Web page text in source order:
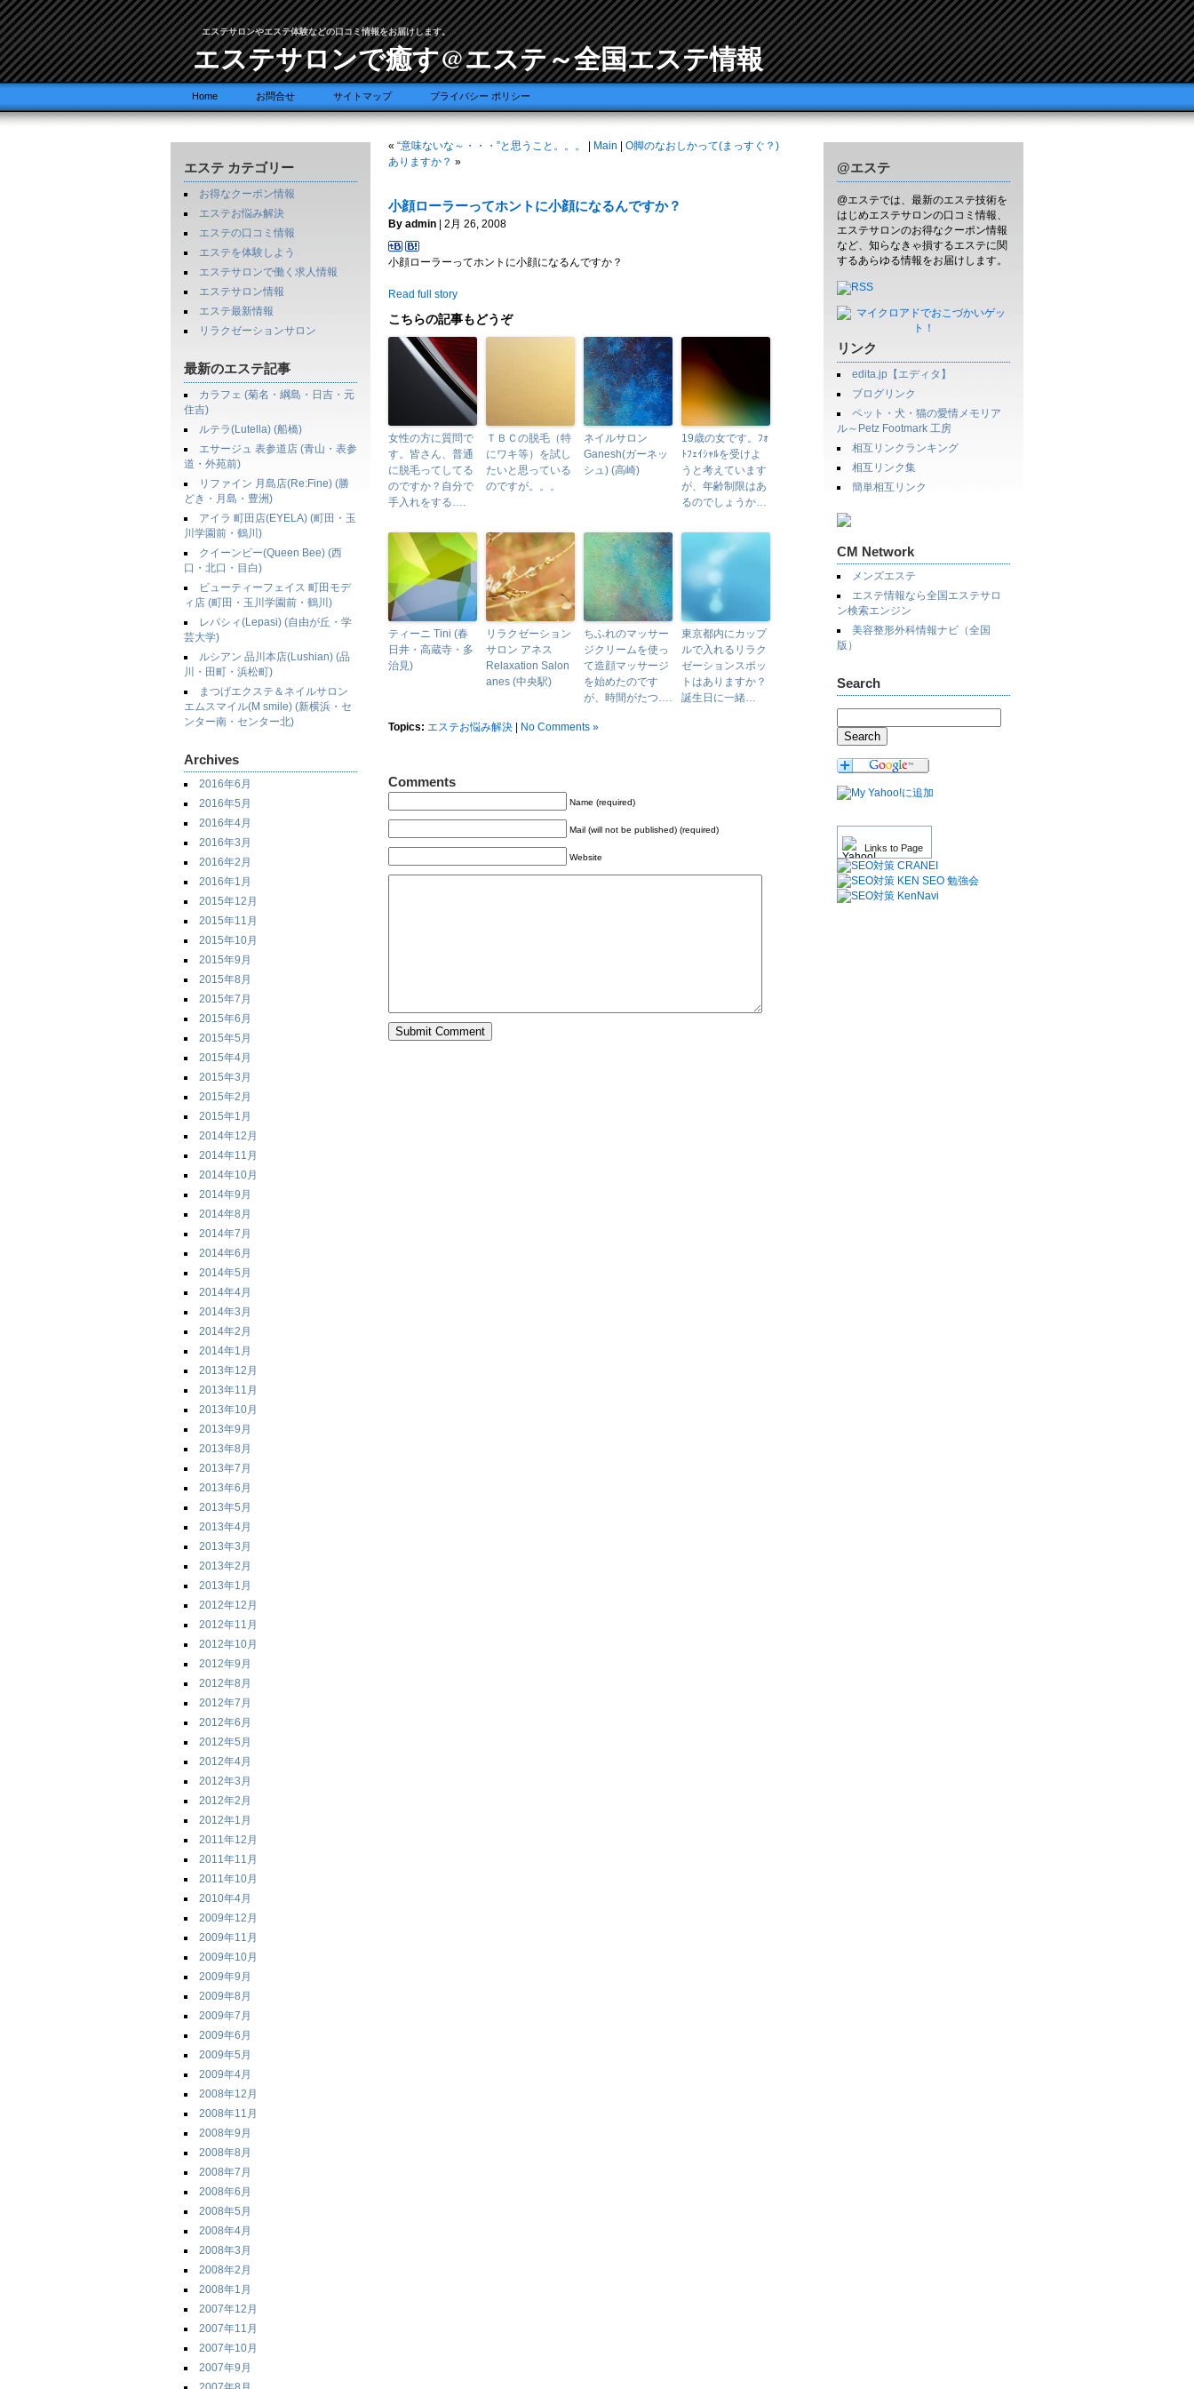
エステサロンやエステ体験などの口コミ情報をお届けします。
エステサロンで癒す@エステ～全国エステ情報
Home お問合せ サイトマップ プライバシー ポリシー
エステ カテゴリー
お得なクーポン情報
エステお悩み解決
エステの口コミ情報
エステを体験しよう
エステサロンで働く求人情報
エステサロン情報
エステ最新情報
リラクゼーションサロン
最新のエステ記事
カラフェ (菊名・綱島・日吉・元
住吉)
ルテラ(Lutella) (船橋)
エサージュ 表参道店 (青山・表参
道・外苑前)
リファイン 月島店(Re:Fine) (勝
どき・月島・豊洲)
アイラ 町田店(EYELA) (町田・玉
川学園前・鶴川)
クイーンビー(Queen Bee) (西
口・北口・目白)
ビューティーフェイス 町田モデ
ィ店 (町田・玉川学園前・鶴川)
レパシィ(Lepasi) (自由が丘・学
芸大学)
ルシアン 品川本店(Lushian) (品
川・田町・浜松町)
まつげエクステ＆ネイルサロン
エムスマイル(M smile) (新横浜・セ
ンター南・センター北)
Archives
2016年6月
2016年5月
2016年4月
2016年3月
2016年2月
2016年1月
2015年12月
2015年11月
2015年10月
2015年9月
2015年8月
2015年7月
2015年6月
2015年5月
2015年4月
2015年3月
2015年2月
2015年1月
2014年12月
2014年11月
2014年10月
2014年9月
2014年8月
2014年7月
2014年6月
2014年5月
2014年4月
2014年3月
2014年2月
2014年1月
2013年12月
2013年11月
2013年10月
2013年9月
2013年8月
2013年7月
2013年6月
2013年5月
2013年4月
2013年3月
2013年2月
2013年1月
2012年12月
2012年11月
2012年10月
2012年9月
2012年8月
2012年7月
2012年6月
2012年5月
2012年4月
2012年3月
2012年2月
2012年1月
2011年12月
2011年11月
2011年10月
2010年4月
2009年12月
2009年11月
2009年10月
2009年9月
2009年8月
2009年7月
2009年6月
2009年5月
2009年4月
2008年12月
2008年11月
2008年9月
2008年8月
2008年7月
2008年6月
2008年5月
2008年4月
2008年3月
2008年2月
2008年1月
2007年12月
2007年11月
2007年10月
2007年9月
@エステ
@エステでは、最新のエステ技術を
はじめエステサロンの口コミ情報、
エステサロンのお得なクーポン情報
など、知らなきゃ損するエステに関
するあらゆる情報をお届けします。
リンク
edita.jp【エディタ】
ブログリンク
ペット・犬・猫の愛情メモリア
ル～Petz Footmark 工房
相互リンクランキング
相互リンク集
簡単相互リンク
CM Network
メンズエステ
エステ情報なら全国エステサロ
ン検索エンジン
美容整形外科情報ナビ（全国
版）
Search
Links to Page
« “意味ないな～・・・”と思うこと。。。 Main
O脚のなおしかって(まっすぐ？)
ありますか？ »
小顔ローラーってホントに小顔になるんですか？
By admin | 2月 26, 2008
小顔ローラーってホントに小顔になるんですか？
Read full story
こちらの記事もどうぞ
女性の方に質問で
す。皆さん、普通
に脱毛ってしてる
のですか？自分で
手入れをする….
ＴＢＣの脱毛（特
にワキ等）を試し
たいと思っている
のですが。。。
ネイルサロン
Ganesh(ガーネッ
シュ) (高崎)
19歳の女です。ﾌｫ
ﾄﾌｪｲｼｬﾙを受けよ
うと考えています
が、年齢制限はあ
るのでしょうか…
ティーニ Tini (春
日井・高蔵寺・多
治見)
リラクゼーション
サロン アネス
Relaxation Salon
anes (中央駅)
ちふれのマッサー
ジクリームを使っ
て造顔マッサージ
を始めたのです
が、時間がたつ….
東京都内にカップ
ルで入れるリラク
ゼーションスポッ
トはありますか？
誕生日に一緒…
Topics: エステお悩み解決 No Comments »
Comments
Name (required)
Mail (will not be published) (required)
Website